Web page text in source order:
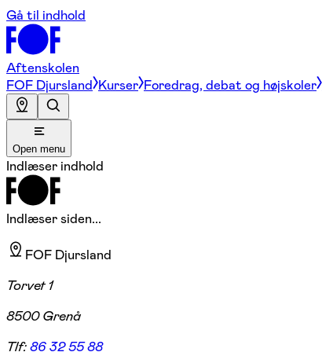
Gå til indhold
Aftenskolen
FOF Djursland Kurser Foredrag, debat og højskoler
Open menu
Indlæser indhold
Indlæser siden...
FOF Djursland
Torvet 1
8500 Grenå
Tlf:86 32 55 88